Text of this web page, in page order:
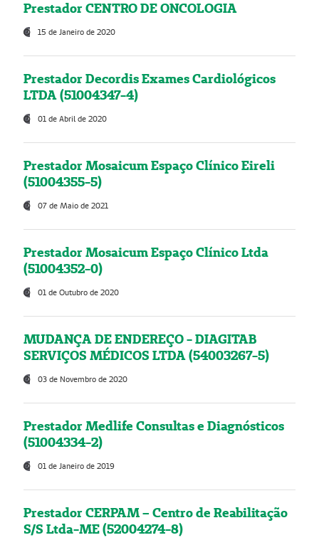
Prestador CENTRO DE ONCOLOGIA
15 de Janeiro de 2020
Prestador Decordis Exames Cardiológicos
LTDA (51004347-4)
01 de Abril de 2020
Prestador Mosaicum Espaço Clínico Eireli
(51004355-5)
07 de Maio de 2021
Prestador Mosaicum Espaço Clínico Ltda
(51004352-0)
01 de Outubro de 2020
MUDANÇA DE ENDEREÇO - DIAGITAB
SERVIÇOS MÉDICOS LTDA (54003267-5)
03 de Novembro de 2020
Prestador Medlife Consultas e Diagnósticos
(51004334-2)
01 de Janeiro de 2019
Prestador CERPAM – Centro de Reabilitação
S/S Ltda-ME (52004274-8)